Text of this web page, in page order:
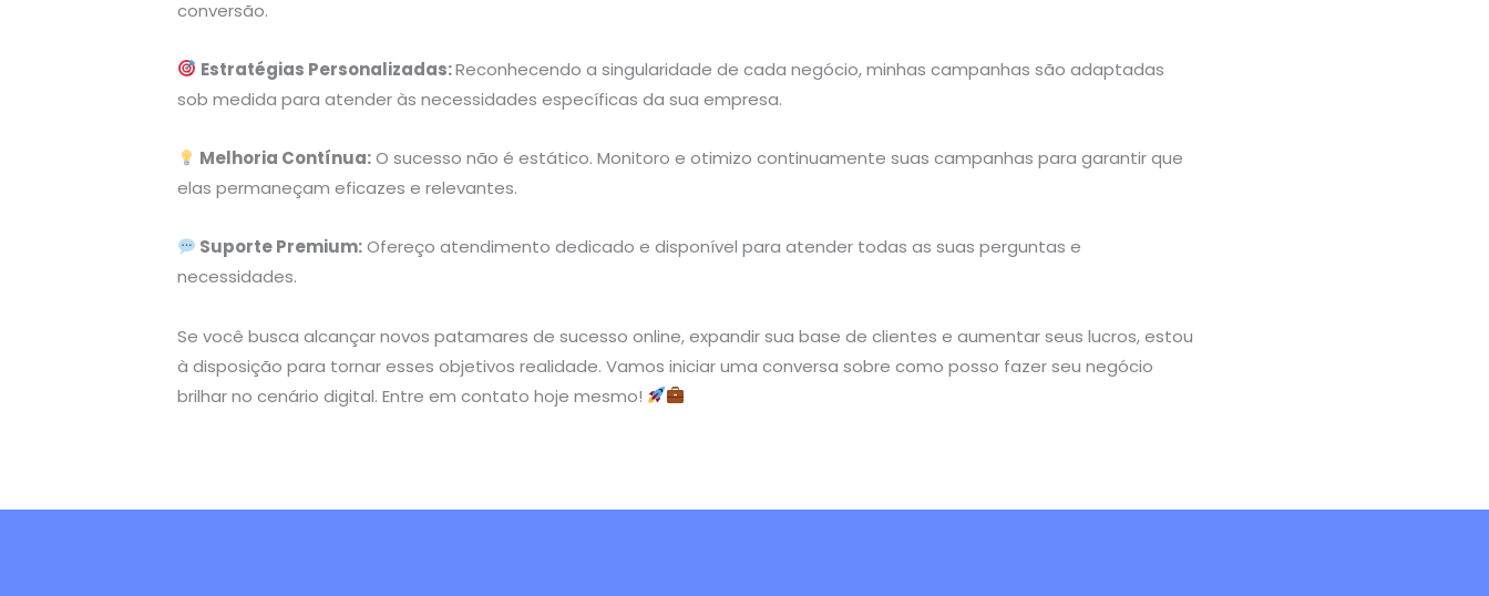
conversão.
Estratégias Personalizadas:Reconhecendo a singularidade de cada negócio, minhas campanhas são adaptadas
sob medida para atender às necessidades específicas da sua empresa.
Melhoria Contínua:O sucesso não é estático. Monitoro e otimizo continuamente suas campanhas para garantir que
elas permaneçam eficazes e relevantes.
Suporte Premium:Ofereço atendimento dedicado e disponível para atender todas as suas perguntas e
necessidades.
Se você busca alcançar novos patamares de sucesso online, expandir sua base de clientes e aumentar seus lucros, estou
à disposição para tornar esses objetivos realidade. Vamos iniciar uma conversa sobre como posso fazer seu negócio
brilhar no cenário digital. Entre em contato hoje mesmo!